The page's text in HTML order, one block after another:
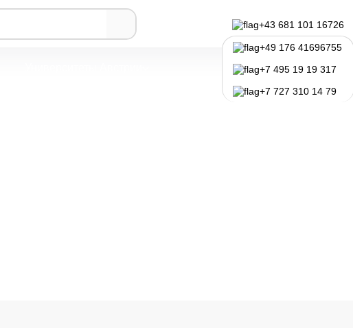
+43 681 101 16726
+49 176 41696755
+7 495 19 19 317
+7 727 310 14 79
Программы обучения
и бизнес-аналитика